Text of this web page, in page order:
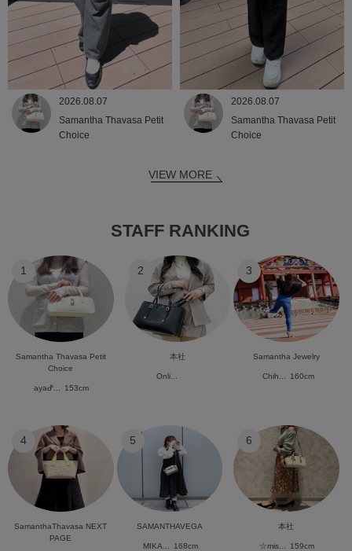
2026.08.07
Samantha Thavasa Petit
Choice
2026.08.07
Samantha Thavasa Petit
Choice
VIEW MORE
STAFF RANKING
1
Samantha Thavasa Petit
Choice
ayaᕷ... 153cm
2
本社
Onli...
3
Samantha Jewelry
Chih... 160cm
4
SamanthaThavasa NEXT
PAGE
5
SAMANTHAVEGA
MIKA... 168cm
6
本社
☆mis... 159cm